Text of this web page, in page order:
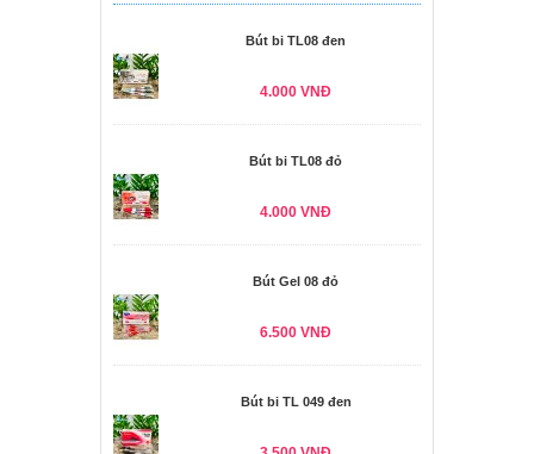
Bút bi TL08 đen
4.000 VNĐ
Bút bi TL08 đỏ
4.000 VNĐ
Bút Gel 08 đỏ
6.500 VNĐ
Bút bi TL 049 đen